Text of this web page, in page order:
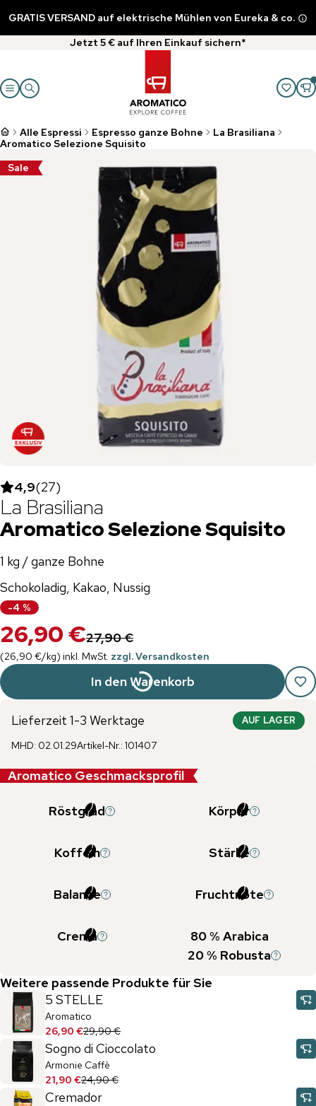
GRATIS VERSAND auf elektrische Mühlen von Eureka & co.
Jetzt 5 € auf Ihren Einkauf sichern*
Alle Espressi Espresso ganze Bohne
La Brasiliana
Aromatico Selezione Squisito
Sale
4,9(27)
La Brasiliana
Aromatico Selezione Squisito
1 kg / ganze Bohne
Schokoladig, Kakao, Nussig
-4 %
26,90 €27,90 €
(26,90 €/kg) inkl. MwSt. zzgl. Versandkosten
In den Warenkorb
Lieferzeit 1-3 Werktage AUF LAGER
MHD: 02.01.29Artikel-Nr.: 101407
Aromatico Geschmacksprofil
Röstgrad Körper
Koffein Stärke
Balance Fruchtnote
Crema 80% Arabica
20% Robusta
Weitere passende Produkte für Sie
5 STELLE
Aromatico
26,90 €29,90 €
Sogno di Cioccolato
Armonie Caffè
21,90 €24,90 €
Cremador